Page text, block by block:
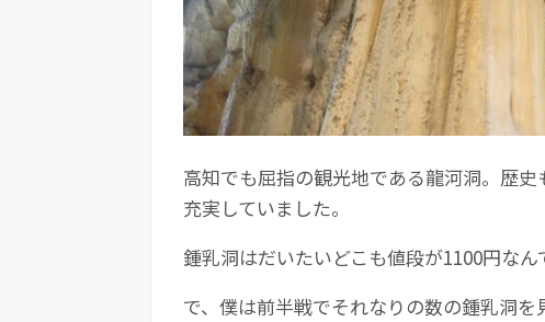
高知でも屈指の観光地である龍河洞。歴
充実していました。
鍾乳洞はだいたいどこも値段が1100円なん
で、僕は前半戦でそれなりの数の鍾乳洞